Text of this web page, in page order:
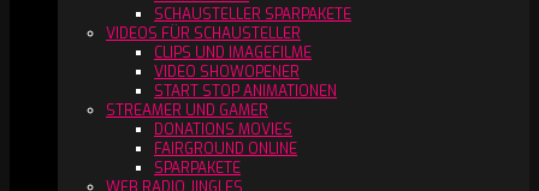
SCHAUSTELLER SPARPAKETE
VIDEOS FÜR SCHAUSTELLER
CLIPS UND IMAGEFILME
VIDEO SHOWOPENER
START STOP ANIMATIONEN
STREAMER UND GAMER
DONATIONS MOVIES
FAIRGROUND ONLINE
SPARPAKETE